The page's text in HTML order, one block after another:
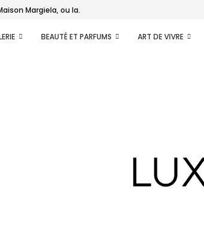
Margiela, ou la...
BEAUTÉ ET PARFUMS ART DE VIVRE